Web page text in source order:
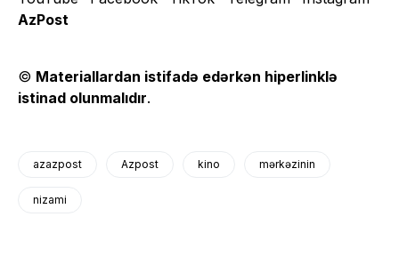
AzPost
© Materiallardan istifadə edərkən hiperlinklə
istinad olunmalıdır.
azazpost Azpost kino mərkəzinin
nizami